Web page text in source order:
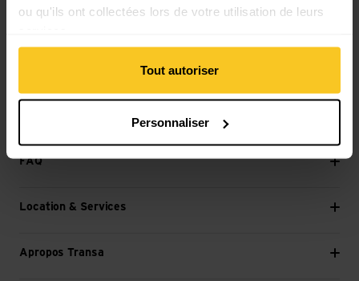
ou qu'ils ont collectées lors de votre utilisation de leurs
Tout autoriser
Personnaliser
Continuer
FAQ
Location & Services
Apropos Transa